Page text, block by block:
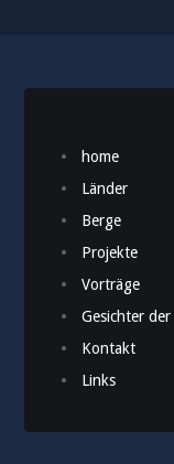
home
Länder
Berge
Projekte
Vorträge
Gesichter
Kontakt
Links